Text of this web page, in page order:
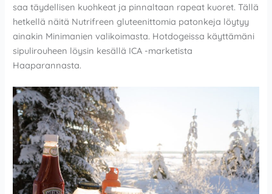
saa täydellisen kuohkeat ja pinnaltaan rapeat kuoret. Tällä
hetkellä näitä Nutrifreen gluteenittomia patonkeja löytyy
ainakin Minimanien valikoimasta. Hotdogeissa käyttämäni
sipulirouheen löysin kesällä ICA -marketista
Haaparannasta.